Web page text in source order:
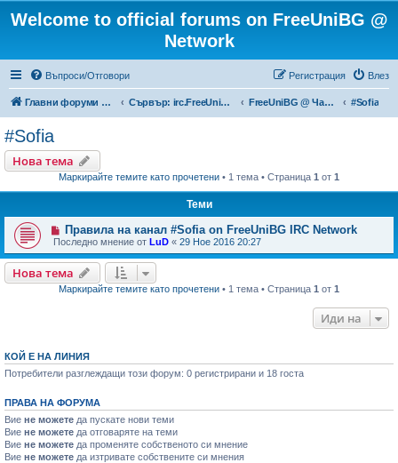
Welcome to official forums on FreeUniBG @
Network
Въпроси/Отговори Влез
Регистрация
Главни форуми на FreeUniBG.eu Сървър: irc.FreeUniBG.eu FreeUniBG @ Чат канали #Sofia
#Sofia
Нова тема
Маркирайте темите като прочетени • 1 тема • Страница 1 от 1
Теми
Правила на канал #Sofia on FreeUniBG IRC Network
Последно мнение от LuD « 29 Ное 2016 20:27
Нова тема
Маркирайте темите като прочетени • 1 тема • Страница 1 от 1
Иди на
КОЙ Е НА ЛИНИЯ
Потребители разглеждащи този форум: 0 регистрирани и 18 госта
ПРАВА НА ФОРУМА
Вие не можете да пускате нови теми
Вие не можете да отговаряте на теми
Вие не можете да променяте собственото си мнение
Вие не можете да изтривате собствените си мнения